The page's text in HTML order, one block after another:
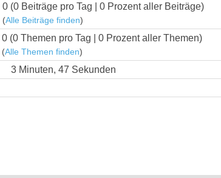
0 (0 Beiträge pro Tag | 0 Prozent aller Beiträge)
(Alle Beiträge finden)
0 (0 Themen pro Tag | 0 Prozent aller Themen)
(Alle Themen finden)
3 Minuten, 47 Sekunden